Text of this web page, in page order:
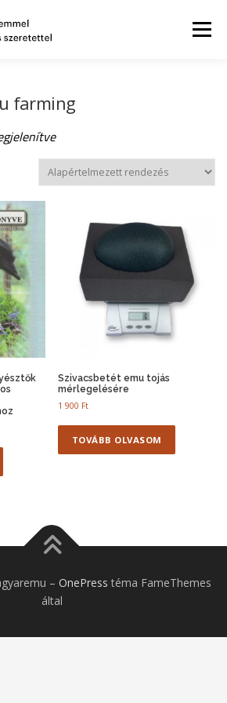
Menü
farming
Szivacsbetét emu tojás
mérlegelésére
1 900 Ft
TOVÁBB OLVASOM
– OnePress téma FameThemes
által